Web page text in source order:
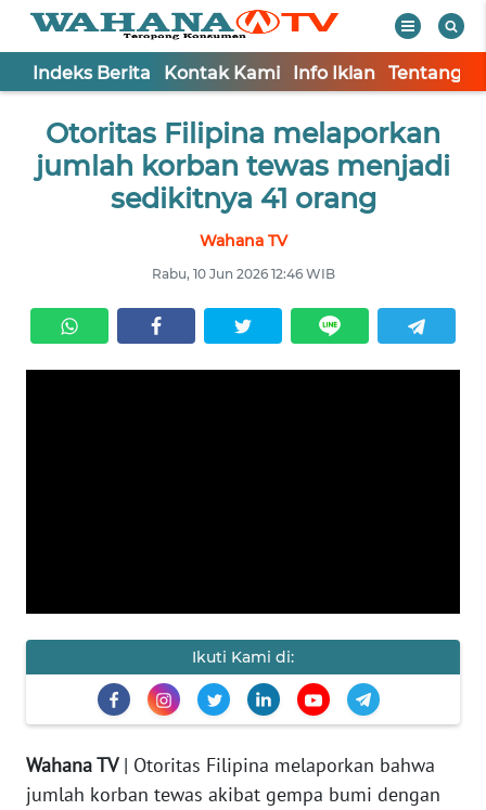
Indeks Berita Kontak Kami Info Iklan Tentang
Otoritas Filipina melaporkan
jumlah korban tewas menjadi
sedikitnya 41 orang
Wahana TV
Rabu, 10 Jun 2026 12:46 WIB
Ikuti Kami di:
Wahana TV| Otoritas Filipina melaporkan bahwa
jumlah korban tewas akibat gempa bumi dengan
TV
Tutup
Informasi
KONTAK
KAMI
DISCLAIMER